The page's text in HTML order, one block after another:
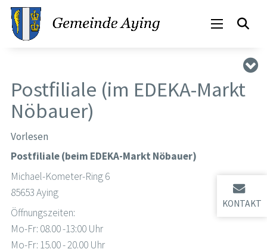
KONTAKT
Postfiliale (im EDEKA-Markt
Nöbauer)
Vorlesen
Postfiliale (beim EDEKA-Markt Nöbauer)
Michael-Kometer-Ring 6
85653 Aying
Öffnungszeiten:
Mo-Fr: 08.00 -13:00 Uhr
Mo-Fr: 15.00 - 20.00 Uhr